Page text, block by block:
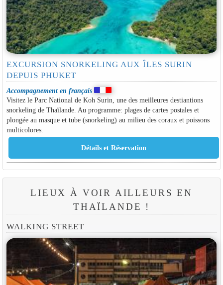
EXCURSION SNORKELING AUX ÎLES SURIN
DEPUIS PHUKET
Accompagnement en français
Visitez le Parc National de Koh Surin, une des meilleures destiantions
snorkeling de Thaïlande. Au programme: plages de cartes postales et
plongée au masque et tube (snorkeling) au milieu des coraux et poissons
multicolores.
LIEUX À VOIR AILLEURS EN
THAÏLANDE !
WALKING STREET